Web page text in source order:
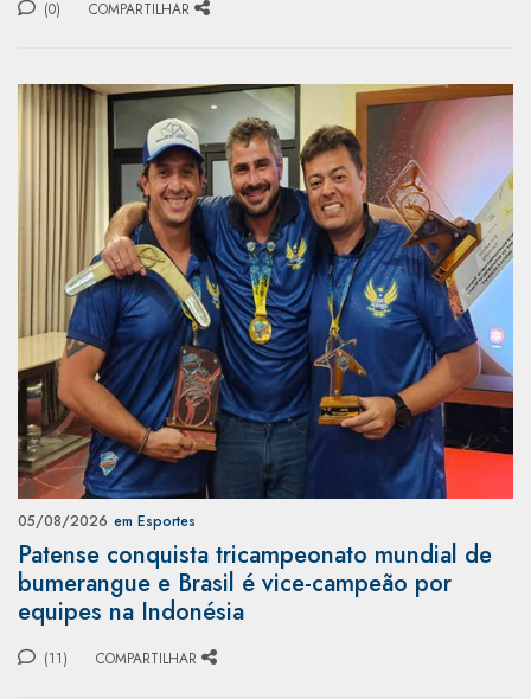
(0) COMPARTILHAR
05/08/2026 em Esportes
Patense conquista tricampeonato mundial de
bumerangue e Brasil é vice-campeão por
equipes na Indonésia
(11) COMPARTILHAR